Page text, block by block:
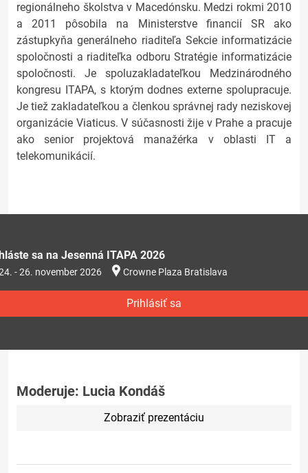
regionálneho školstva v Macedónsku. Medzi rokmi 2010
a 2011 pôsobila na Ministerstve financií SR ako
zástupkyňa generálneho riaditeľa Sekcie informatizácie
spoločnosti a riaditeľka odboru Stratégie informatizácie
spoločnosti. Je spoluzakladateľkou Medzinárodného
kongresu ITAPA, s ktorým dodnes externe spolupracuje.
Je tiež zakladateľkou a členkou správnej rady neziskovej
organizácie Viaticus. V súčasnosti žije v Prahe a pracuje
ako senior projektová manažérka v oblasti IT a
telekomunikácií.
sa na Jesenná ITAPA 2026
- 26. november 2026 Crowne Plaza Bratislava
Prihlásiť sa
Moderuje: Lucia Kondáš
Zobraziť prezentáciu